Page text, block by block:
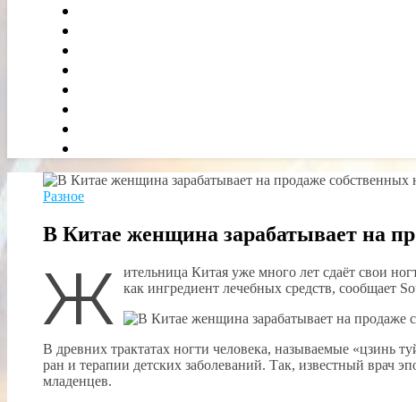
Разное
В Китае женщина зарабатывает на
Ж
ительница Китая уже много лет сдаёт свои
как ингредиент лечебных средств, сообщает
В древних трактатах ногти человека, называемые «цзинь
ран и терапии детских заболеваний. Так, известный врач
младенцев.